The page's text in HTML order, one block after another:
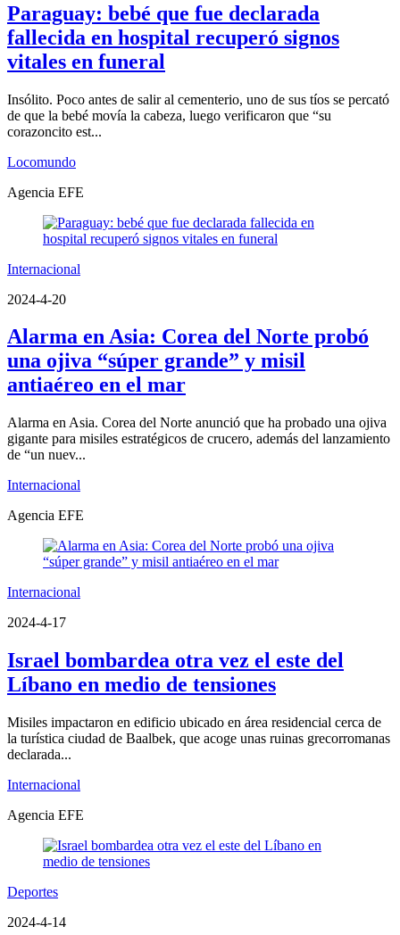
Paraguay: bebé que fue declarada
fallecida en hospital recuperó signos
vitales en funeral
Insólito. Poco antes de salir al cementerio, uno de sus tíos se percató
de que la bebé movía la cabeza, luego verificaron que “su
corazoncito est...
Locomundo
Agencia EFE
Internacional
2024-4-20
Alarma en Asia: Corea del Norte probó
una ojiva “súper grande” y misil
antiaéreo en el mar
Alarma en Asia. Corea del Norte anunció que ha probado una ojiva
gigante para misiles estratégicos de crucero, además del lanzamiento
de “un nuev...
Internacional
Agencia EFE
Internacional
2024-4-17
Israel bombardea otra vez el este del
Líbano en medio de tensiones
Misiles impactaron en edificio ubicado en área residencial cerca de
la turística ciudad de Baalbek, que acoge unas ruinas grecorromanas
declarada...
Internacional
Agencia EFE
Deportes
2024-4-14